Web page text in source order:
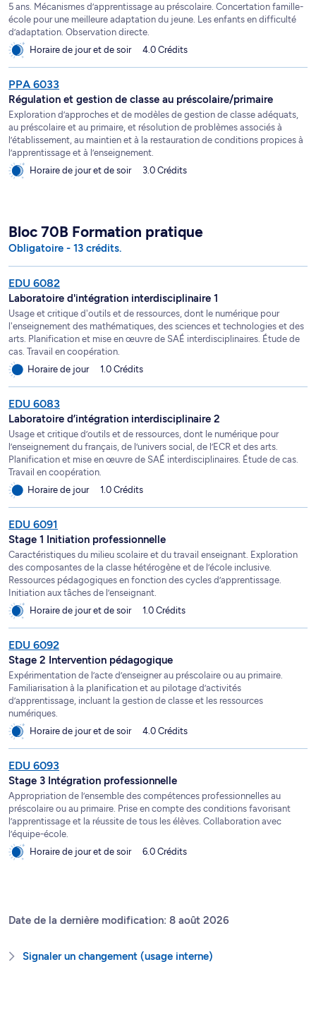
5 ans. Mécanismes d’apprentissage au préscolaire. Concertation famille-
école pour une meilleure adaptation du jeune. Les enfants en difficulté
d’adaptation. Observation directe.
Horaire de jour et de soir
4.0 Crédits
PPA 6033
Régulation et gestion de classe au préscolaire/primaire
Exploration d’approches et de modèles de gestion de classe adéquats,
au préscolaire et au primaire, et résolution de problèmes associés à
l’établissement, au maintien et à la restauration de conditions propices à
l’apprentissage et à l’enseignement.
Horaire de jour et de soir
3.0 Crédits
Bloc 70B Formation pratique
Obligatoire - 13 crédits.
EDU 6082
Laboratoire d'intégration interdisciplinaire 1
Usage et critique d'outils et de ressources, dont le numérique pour
l'enseignement des mathématiques, des sciences et technologies et des
arts. Planification et mise en œuvre de SAÉ interdisciplinaires. Étude de
cas. Travail en coopération.
Horaire de jour
1.0 Crédits
EDU 6083
Laboratoire d’intégration interdisciplinaire 2
Usage et critique d’outils et de ressources, dont le numérique pour
l’enseignement du français, de l’univers social, de l’ECR et des arts.
Planification et mise en œuvre de SAÉ interdisciplinaires. Étude de cas.
Travail en coopération.
Horaire de jour
1.0 Crédits
EDU 6091
Stage 1 Initiation professionnelle
Caractéristiques du milieu scolaire et du travail enseignant. Exploration
des composantes de la classe hétérogène et de l’école inclusive.
Ressources pédagogiques en fonction des cycles d’apprentissage.
Initiation aux tâches de l’enseignant.
Horaire de jour et de soir
1.0 Crédits
EDU 6092
Stage 2 Intervention pédagogique
Expérimentation de l’acte d’enseigner au préscolaire ou au primaire.
Familiarisation à la planification et au pilotage d’activités
d’apprentissage, incluant la gestion de classe et les ressources
numériques.
Horaire de jour et de soir
4.0 Crédits
EDU 6093
Stage 3 Intégration professionnelle
Appropriation de l’ensemble des compétences professionnelles au
préscolaire ou au primaire. Prise en compte des conditions favorisant
l’apprentissage et la réussite de tous les élèves. Collaboration avec
l’équipe-école.
Horaire de jour et de soir
6.0 Crédits
Date de la dernière modification: 8 août 2026
Signaler un changement (usage interne)